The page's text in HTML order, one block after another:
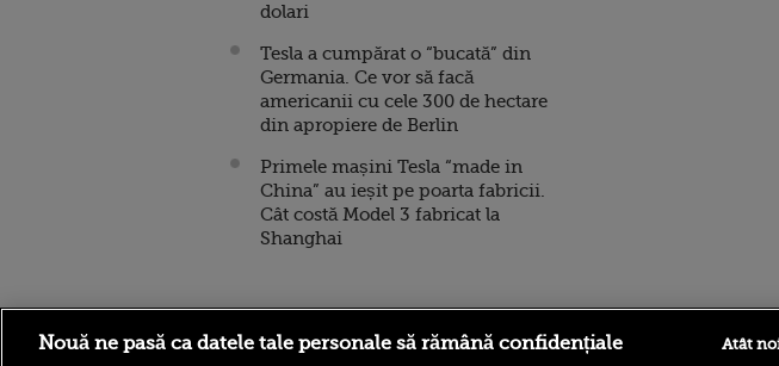
dolari
Tesla a cumpărat o “bucată” din
Germania. Ce vor să facă
americanii cu cele 300 de hectare
din apropiere de Berlin
Primele mașini Tesla “made in
China” au ieșit pe poarta fabricii.
Cât costă Model 3 fabricat la
Shanghai
Stirileprotv.ro ilike-it.ro
Nouă ne pasă ca datele tale personale să rămână confidențiale Atât